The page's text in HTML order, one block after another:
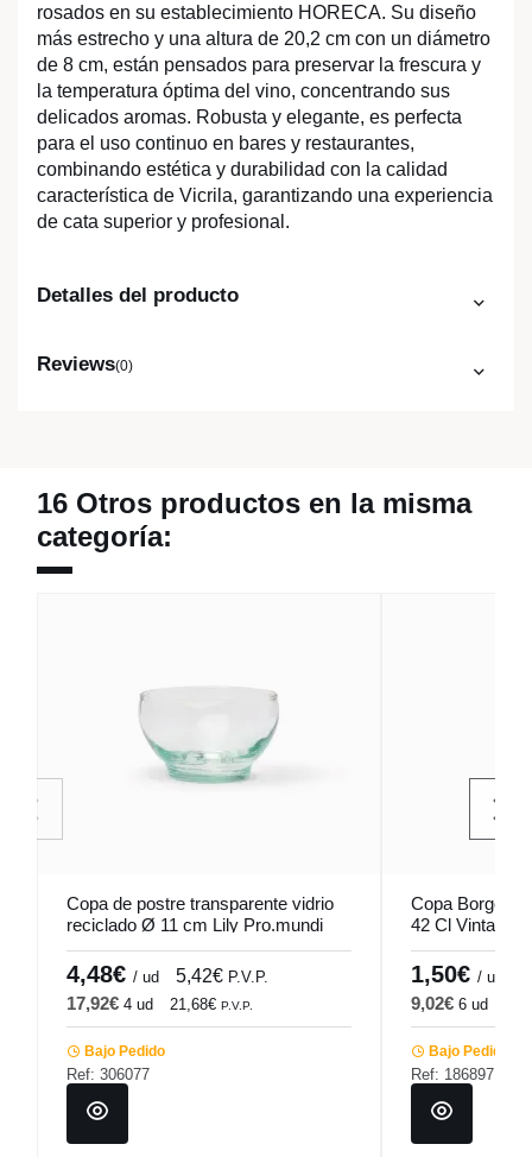
rosados en su establecimiento HORECA. Su diseño
más estrecho y una altura de 20,2 cm con un diámetro
de 8 cm, están pensados para preservar la frescura y
la temperatura óptima del vino, concentrando sus
delicados aromas. Robusta y elegante, es perfecta
para el uso continuo en bares y restaurantes,
combinando estética y durabilidad con la calidad
característica de Vicrila, garantizando una experiencia
de cata superior y profesional.
Detalles del producto
Reviews(0)
16 Otros productos en la misma
categoría:
Copa de postre transparente vidrio
reciclado Ø 11 cm Lily Pro.mundi
4,48€ / ud 5,42€ P.V.P.
17,92€ 4 ud 21,68€ P.V.P.
Bajo Pedido
Ref: 306077
Copa Borgoña
42 Cl Vintage
1,50€ / ud
9,02€ 6 ud
Bajo Pedido
Ref: 186897